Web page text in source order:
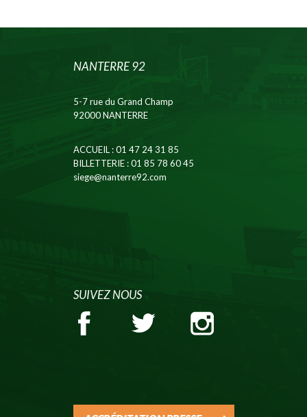
NANTERRE 92
5-7 rue du Grand Champ
92000 NANTERRE
ACCUEIL: 01 47 24 31 85
BILLETTERIE: 01 85 78 60 45
siege@nanterre92.com
SUIVEZ NOUS